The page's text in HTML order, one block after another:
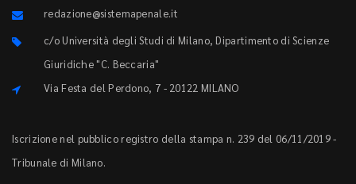
redazione@sistemapenale.it
c/o Università degli Studi di Milano, Dipartimento di Scienze
Giuridiche "C. Beccaria"
Via Festa del Perdono, 7 - 20122 MILANO
Iscrizione nel pubblico registro della stampa n. 239 del 06/11/2019 -
Tribunale di Milano.